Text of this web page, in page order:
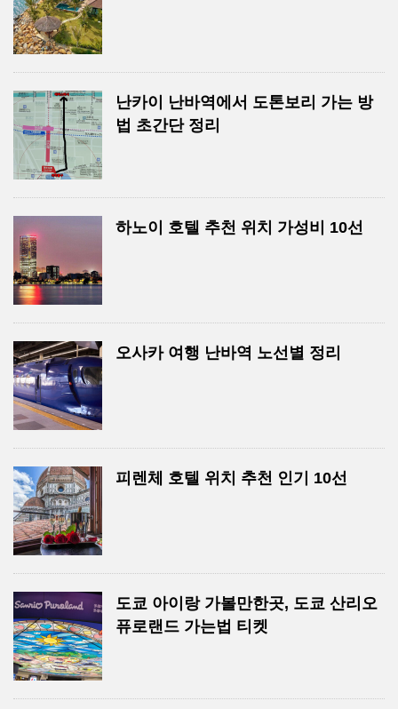
난카이 난바역에서 도톤보리 가는 방
법 초간단 정리
하노이 호텔 추천 위치 가성비 10선
오사카 여행 난바역 노선별 정리
피렌체 호텔 위치 추천 인기 10선
도쿄 아이랑 가볼만한곳, 도쿄 산리오
퓨로랜드 가는법 티켓